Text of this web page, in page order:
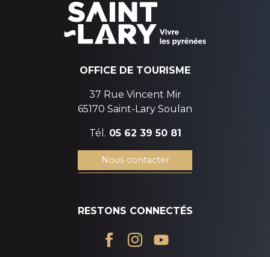
OFFICE DE TOURISME
37 Rue Vincent Mir
65170 Saint-Lary Soulan
Tél. 05 62 39 50 81
Nous contacter
RESTONS CONNECTÉS